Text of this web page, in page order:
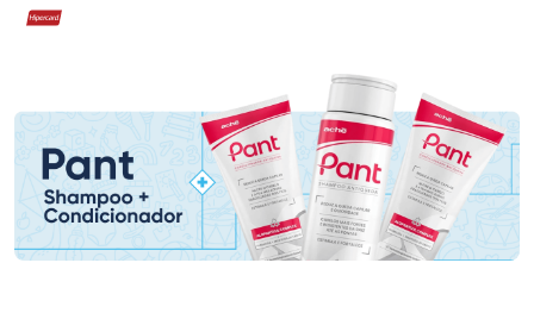
Hipercard
Promoção em Destaque